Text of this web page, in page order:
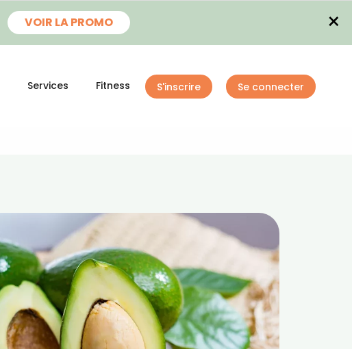
VOIR LA PROMO ×
Services Fitness S'inscrire Se connecter